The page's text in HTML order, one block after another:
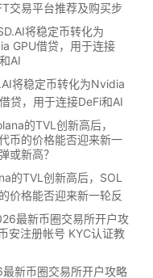
交易平台推荐及购买步
将稳定币转化为Nvidia
贷，用于连接DeFi和AI
的TVL创新高后，SOL
价格能否迎来新一轮反
高？
新币圈交易所开户攻略